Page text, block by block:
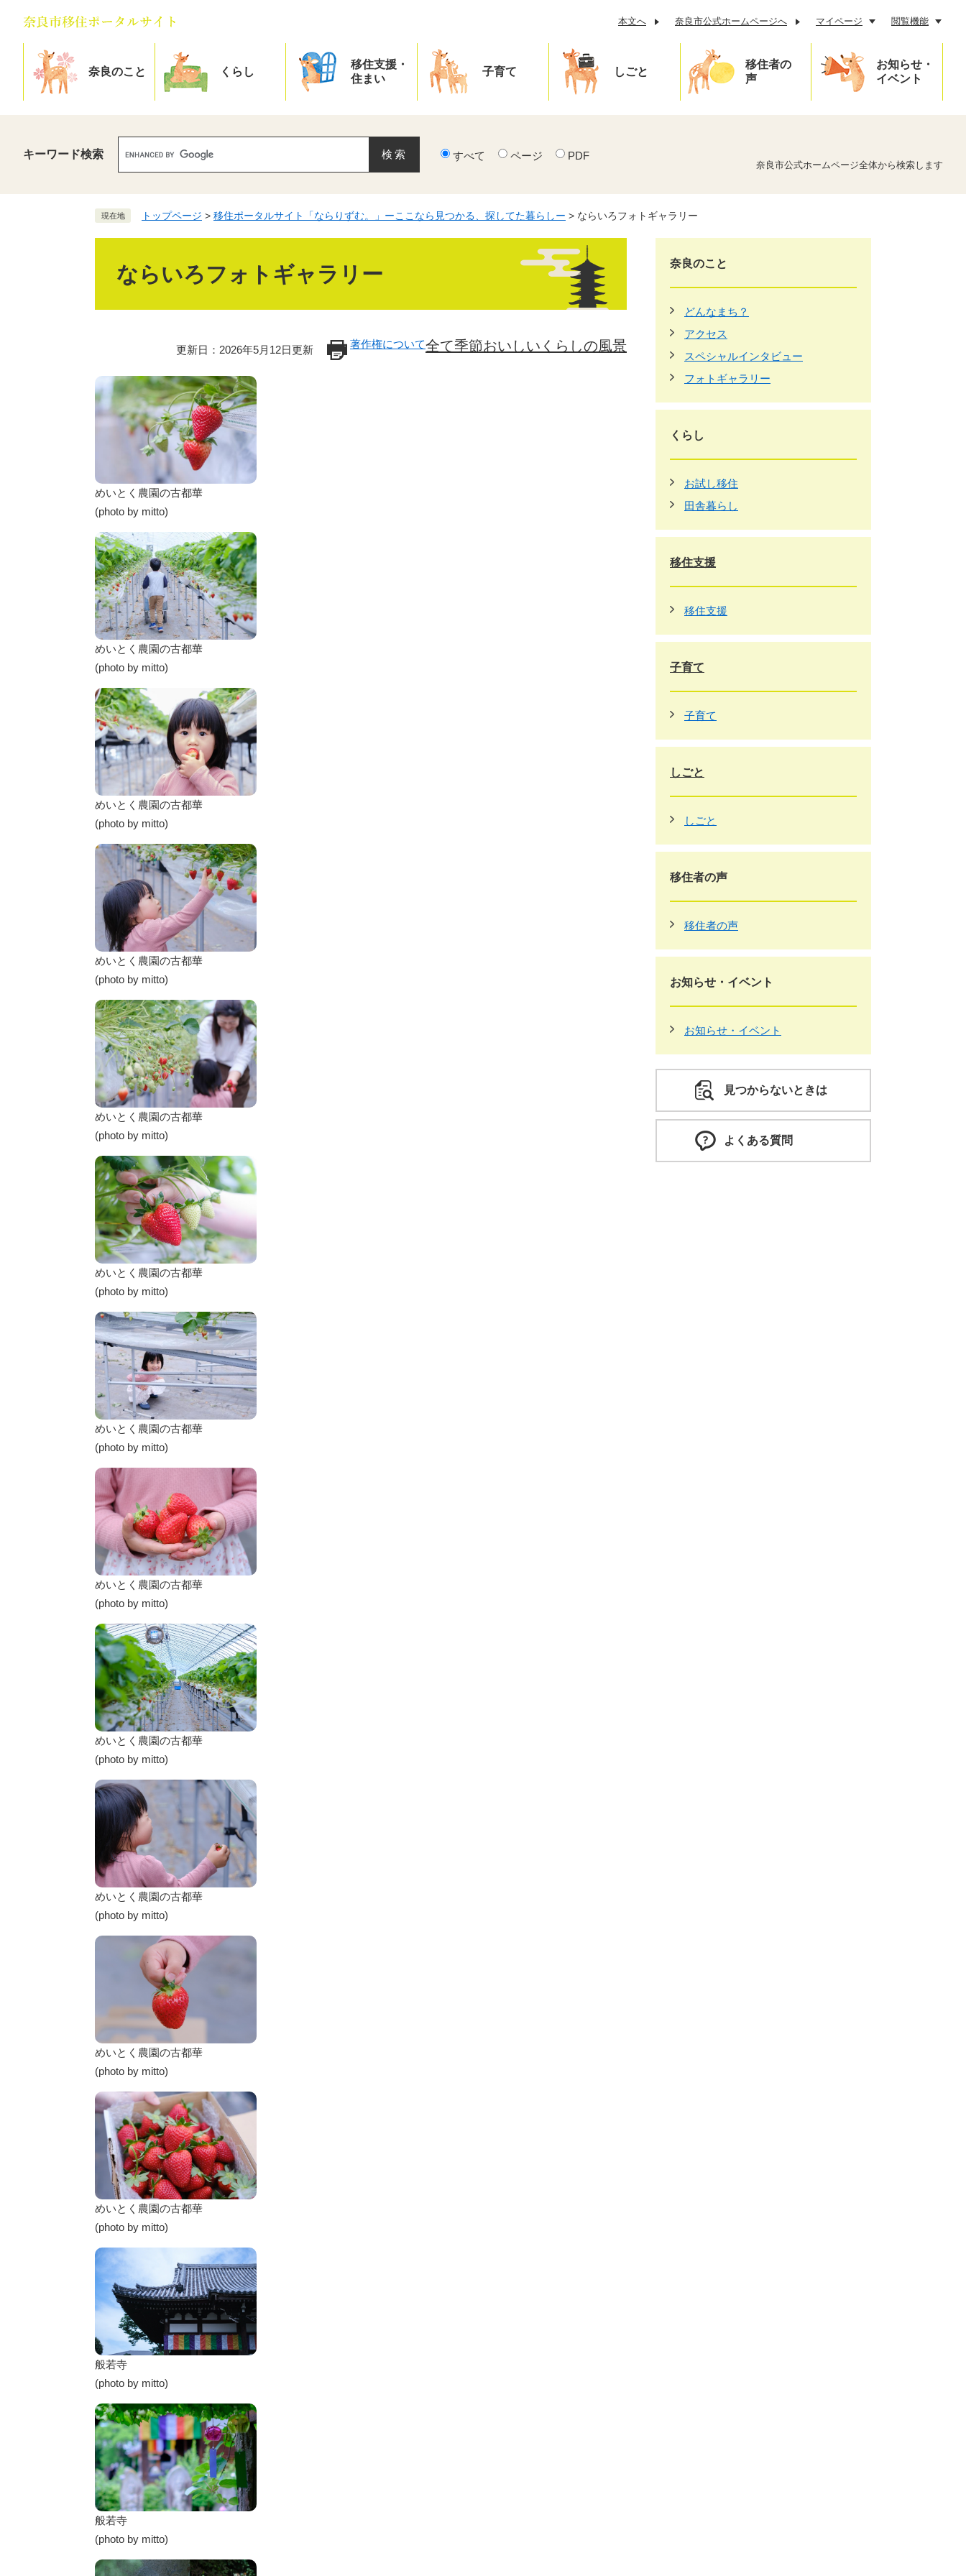
本文へ 奈良市公式ホームページへ マイページ 閲覧機能
奈良のこと くらし
く
移住支援・
住まい
子育て しごと
移住者の
声
お知らせ・
イベント
キーワード検索 すべて ページ PDF
奈良市公式ホームページ全体から検索します
現在地 トップページ > 移住ポータルサイト「ならりずむ。」ーここなら見つかる、探してた暮らしー > ならいろフォトギャラリー
ならいろフォトギャラリー
更新日：2026年5月12日更新 著作権について全て季節おいしい くらしの風景
めいとく農園の古都華
(photo by mitto)
めいとく農園の古都華
(photo by mitto)
めいとく農園の古都華
(photo by mitto)
めいとく農園の古都華
(photo by mitto)
めいとく農園の古都華
(photo by mitto)
めいとく農園の古都華
(photo by mitto)
めいとく農園の古都華
(photo by mitto)
めいとく農園の古都華
(photo by mitto)
めいとく農園の古都華
(photo by mitto)
めいとく農園の古都華
(photo by mitto)
めいとく農園の古都華
(photo by mitto)
めいとく農園の古都華
(photo by mitto)
般若寺
(photo by mitto)
般若寺
(photo by mitto)
奈良のこと
どんなまち？
アクセス
スペシャルインタビュー
フォトギャラリー
くらし
お試し移住
田舎暮らし
移住支援
移住支援
子育て
子育て
しごと
しごと
移住者の声
移住者の声
お知らせ・イベント
お知らせ・イベント
見つからないときは
よくある質問